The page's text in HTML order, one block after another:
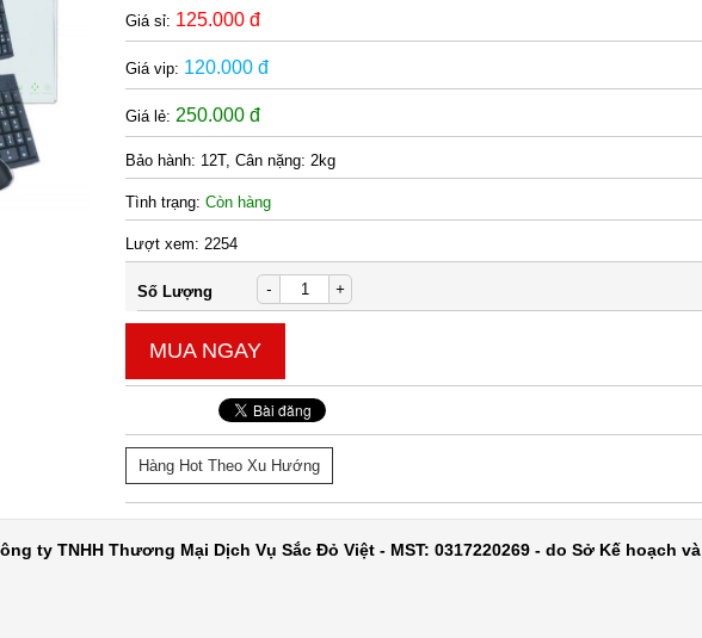
Giá sỉ: 125.000 đ
Giá vip: 120.000 đ
Giá lẻ:250.000 đ
Bảo hành: 12T, Cân nặng: 2kg
Tình trạng:Còn hàng
Lượt xem:2254
Số Lượng - +
MUA NGAY
Hàng Hot Theo Xu Hướng
ty TNHH Thương Mại Dịch Vụ Sắc Đỏ Việt - MST: 0317220269 - do Sở Kế hoạch và